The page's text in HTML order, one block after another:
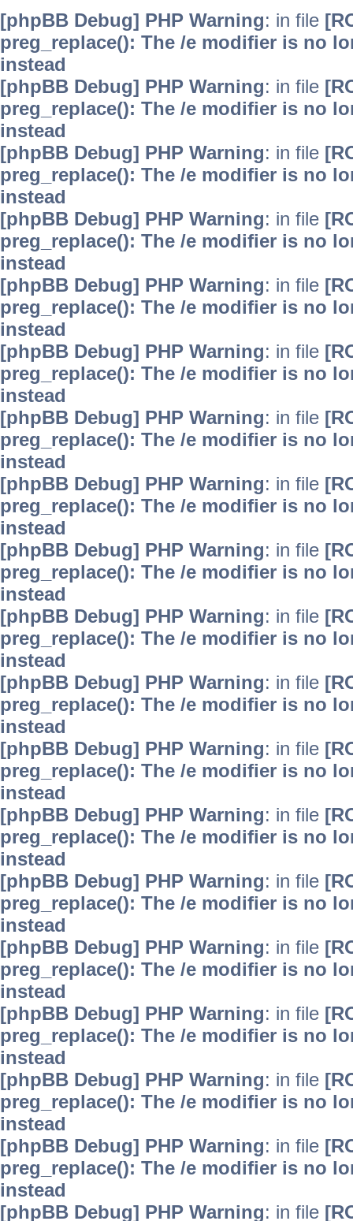
[phpBB Debug] PHP Warning: in file
preg_replace(): The /e modifier is no
instead
[phpBB Debug] PHP Warning: in file
preg_replace(): The /e modifier is no
instead
[phpBB Debug] PHP Warning: in file
preg_replace(): The /e modifier is no
instead
[phpBB Debug] PHP Warning: in file
preg_replace(): The /e modifier is no
instead
[phpBB Debug] PHP Warning: in file
preg_replace(): The /e modifier is no
instead
[phpBB Debug] PHP Warning: in file
preg_replace(): The /e modifier is no
instead
[phpBB Debug] PHP Warning: in file
preg_replace(): The /e modifier is no
instead
[phpBB Debug] PHP Warning: in file
preg_replace(): The /e modifier is no
instead
[phpBB Debug] PHP Warning: in file
preg_replace(): The /e modifier is no
instead
[phpBB Debug] PHP Warning: in file
preg_replace(): The /e modifier is no
instead
[phpBB Debug] PHP Warning: in file
preg_replace(): The /e modifier is no
instead
[phpBB Debug] PHP Warning: in file
preg_replace(): The /e modifier is no
instead
[phpBB Debug] PHP Warning: in file
preg_replace(): The /e modifier is no
instead
[phpBB Debug] PHP Warning: in file
preg_replace(): The /e modifier is no
instead
[phpBB Debug] PHP Warning: in file
preg_replace(): The /e modifier is no
instead
[phpBB Debug] PHP Warning: in file
preg_replace(): The /e modifier is no
instead
[phpBB Debug] PHP Warning: in file
preg_replace(): The /e modifier is no
instead
[phpBB Debug] PHP Warning: in file
preg_replace(): The /e modifier is no
instead
[phpBB Debug] PHP Warning: in file